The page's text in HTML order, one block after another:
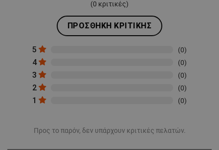
(0 κριτικές)
ΠΡΟΣΘΉΚΗ ΚΡΙΤΙΚΉΣ
5 (0)
4 (0)
3 (0)
2 (0)
1 (0)
Προς το παρόν, δεν υπάρχουν κριτικές πελατών.